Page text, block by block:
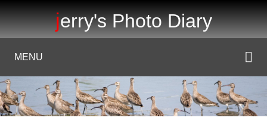
jerry's Photo Diary
MENU